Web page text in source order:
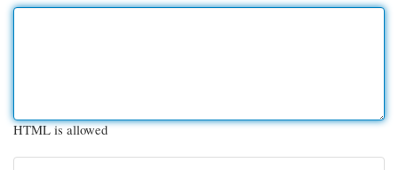
HTML is allowed